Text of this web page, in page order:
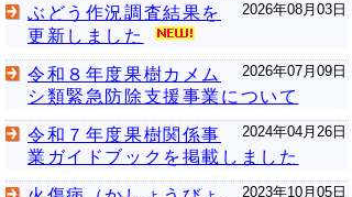
2026年08月03日
ぶどう作況調査結果を
更新しました
2026年07月09日
令和８年度果樹カメム
シ類緊急防除支援事業について
2024年04月26日
令和７年度果樹関係事
業ガイドブックを掲載しました
2023年10月05日